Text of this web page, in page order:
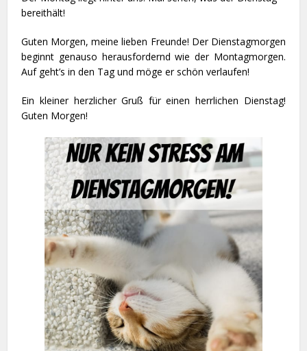
bereithält!
Guten Morgen, meine lieben Freunde! Der Dienstagmorgen
beginnt genauso herausfordernd wie der Montagmorgen.
Auf geht’s in den Tag und möge er schön verlaufen!
Ein kleiner herzlicher Gruß für einen herrlichen Dienstag!
Guten Morgen!